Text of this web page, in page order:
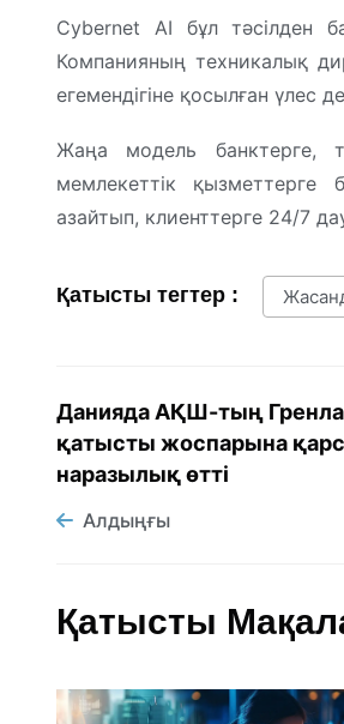
Cybernet AI бұл тәсілден
Компанияның техникалық
егемендігіне қосылған үлес
Жаңа модель банктерге,
мемлекеттік
азайтып, клиенттерге 24/7
Қатысты тегтер :
Данияда АҚШ-тың
қатысты жоспарына
наразылық өтті
Алдыңғы
Қатысты